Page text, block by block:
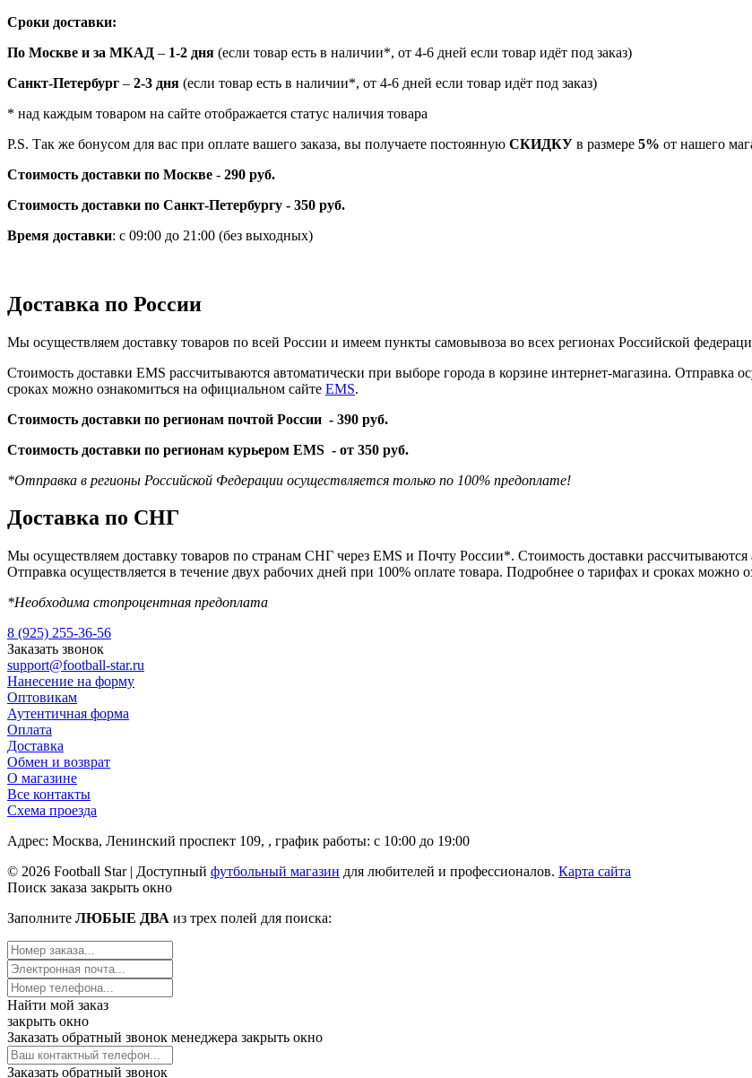
Сроки доставки:
По Москве и за МКАД – 1-2 дня (если товар есть в наличии*, от 4-6 дней если товар идёт под заказ)
Санкт-Петербург – 2-3 дня (если товар есть в наличии*, от 4-6 дней если товар идёт под заказ)
* над каждым товаром на сайте отображается статус наличия товара
P.S. Так же бонусом для вас при оплате вашего заказа, вы получаете постоянную СКИДКУ в размере 5% от нашего
Стоимость доставки по Москве - 290 руб.
Стоимость доставки по Санкт-Петербургу - 350 руб.
Время доставки: с 09:00 до 21:00 (без выходных)
Доставка по России
Мы осуществляем доставку товаров по всей России и имеем пункты самовывоза во всех регионах Российской
Стоимость доставки EMS рассчитываются автоматически при выборе города в корзине интернет-магазина. Отправка
сроках можно ознакомиться на официальном сайте EMS.
Стоимость доставки по регионам почтой России - 390 руб.
Стоимость доставки по регионам курьером EMS - от 350 руб.
*Отправка в регионы Российской Федерации осуществляется только по 100% предоплате!
Доставка по СНГ
Мы осуществляем доставку товаров по странам СНГ через EMS и Почту России*. Стоимость доставки рассчитываются
Отправка осуществляется в течение двух рабочих дней при 100% оплате товара. Подробнее о тарифах и сроках можно
*Необходима стопроцентная предоплата
8 (925) 255-36-56
Заказать звонок
support@football-star.ru
Нанесение на форму
Оптовикам
Аутентичная форма
Оплата
Доставка
Обмен и возврат
О магазине
Все контакты
Схема проезда
Адрес: Москва, Ленинский проспект 109, , график работы: с 10:00 до 19:00
© 2026 Football Star | Доступный футбольный магазин для любителей и профессионалов. Карта сайта
Поиск заказа закрыть окно
Заполните ЛЮБЫЕ ДВА из трех полей для поиска:
Найти мой заказ
закрыть окно
Заказать обратный звонок менеджера закрыть окно
Заказать обратный звонок